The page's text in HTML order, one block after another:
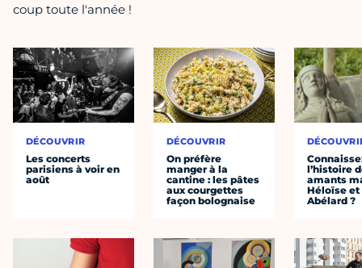
coup toute l'année !
DÉCOUVRIR
Les concerts
parisiens à voir en
août
DÉCOUVRIR
On préfère
manger à la
cantine : les pâtes
aux courgettes
façon bolognaise
l’histoire
amants
Héloïse et
Abélard ?